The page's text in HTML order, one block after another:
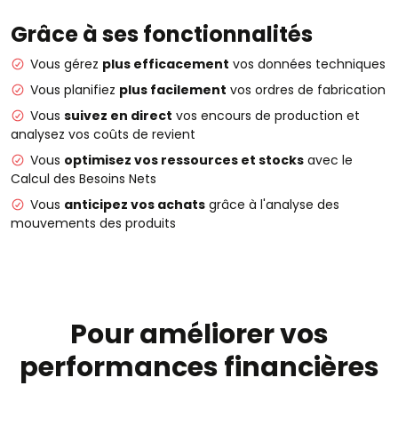
Grâce à ses fonctionnalités
Vous gérez plus efficacement vos données techniques
Vous planifiez plus facilement vos ordres de fabrication
Vous suivez en direct vos encours de production et
analysez vos coûts de revient
Vous optimisez vos ressources et stocks avec le
Calcul des Besoins Nets
Vous anticipez vos achats grâce à l'analyse des
mouvements des produits
Pour améliorer vos
performances financières